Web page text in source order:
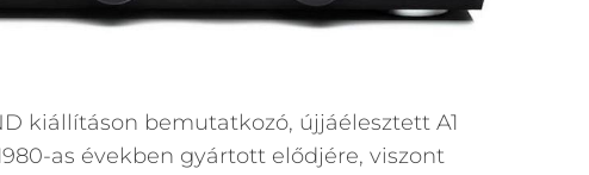
kiállításon bemutatkozó, újjáélesztett A1
as években gyártott elődjére, viszont